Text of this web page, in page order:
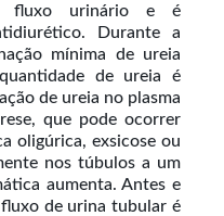
fluxo urinário e é
Durante a
mínima de ureia
de ureia é
de ureia no plasma
que pode ocorrer
oligúrica, exsicose ou
nos túbulos a um
aumenta. Antes e
de urina tubular é